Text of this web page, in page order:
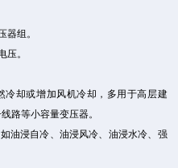
器组。
压。
冷却或增加风机冷却，多用于高层建
路等小容量变压器。
油浸自冷、油浸风冷、油浸水冷、强